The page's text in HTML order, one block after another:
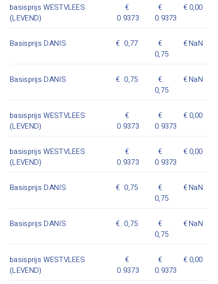
basisprijs WESTVLEES
(LEVEND)
0.9373 0.9373
0,00
Basisprijs DANIS
0,77
0,75
NaN
Basisprijs DANIS
0,75
0,75
NaN
basisprijs WESTVLEES
(LEVEND)
0.9373 0.9373
0,00
basisprijs WESTVLEES
(LEVEND)
0.9373 0.9373
0,00
Basisprijs DANIS
0,75
0,75
NaN
Basisprijs DANIS
0,75
0,75
NaN
basisprijs WESTVLEES
(LEVEND)
0.9373 0.9373
0,00